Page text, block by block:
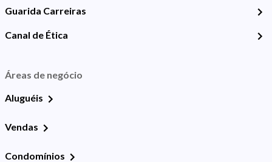
Guarida Carreiras
Canal de Ética
Áreas de negócio
Aluguéis
Vendas
Condomínios